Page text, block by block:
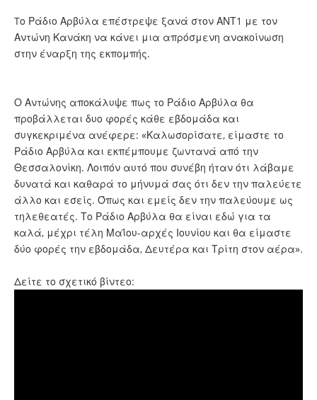
Tο Ράδιο Αρβύλα επέστρεψε ξανά στον ΑΝΤ1 με τον
Αντώνη Κανάκη να κάνει μια απρόσμενη ανακοίνωση
στην έναρξη της εκπομπής.
Ο Αντώνης αποκάλυψε πως το Ράδιο Αρβύλα θα
προβάλλεται δυο φορές κάθε εβδομάδα και
συγκεκριμένα ανέφερε: «Καλωσορίσατε, είμαστε το
Ράδιο Αρβύλα και εκπέμπουμε ζωντανά από την
Θεσσαλονίκη. Λοιπόν αυτό που συνέβη ήταν ότι λάβαμε
δυνατά και καθαρά το μήνυμά σας ότι δεν την παλεύετε
άλλο και εσείς. Όπως και εμείς δεν την παλεύουμε ως
τηλεθεατές. Το Ράδιο Αρβύλα θα είναι εδώ για τα
καλά, μέχρι τέλη Μαΐου-αρχές Ιουνίου και θα είμαστε
δύο φορές την εβδομάδα, Δευτέρα και Τρίτη στον αέρα».
Δείτε το σχετικό βίντεο: